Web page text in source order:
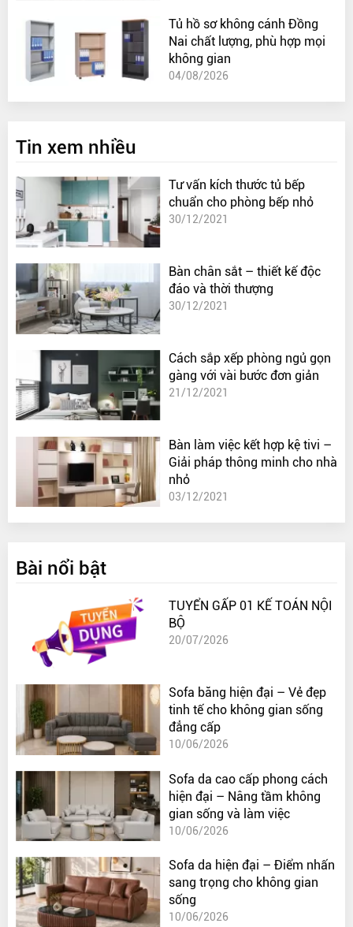
Tủ hồ sơ không cánh Đồng
Nai chất lượng, phù hợp mọi
không gian
04/08/2026
Tin xem nhiều
Tư vấn kích thước tủ bếp
chuẩn cho phòng bếp nhỏ
30/12/2021
Bàn chân sắt – thiết kế độc
đáo và thời thượng
30/12/2021
Cách sắp xếp phòng ngủ gọn
gàng với vài bước đơn giản
21/12/2021
Bàn làm việc kết hợp kệ tivi –
Giải pháp thông minh cho nhà
nhỏ
03/12/2021
Bài nổi bật
TUYỂN GẤP 01 KẾ TOÁN NỘI
BỘ
20/07/2026
Sofa băng hiện đại – Vẻ đẹp
tinh tế cho không gian sống
đẳng cấp
10/06/2026
Sofa da cao cấp phong cách
hiện đại – Nâng tầm không
gian sống và làm việc
10/06/2026
Sofa da hiện đại – Điểm nhấn
sang trọng cho không gian
sống
10/06/2026